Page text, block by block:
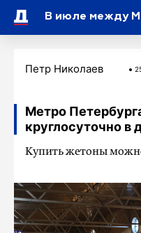
Петр Николаев
Метро
круглосуточно в
Купить жетоны